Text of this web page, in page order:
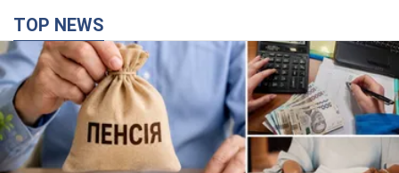
TOP NEWS